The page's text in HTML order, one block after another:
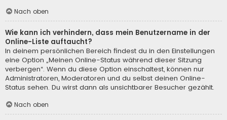
Nach oben
Wie kann ich verhindern, dass mein Benutzername in der
Online-Liste auftaucht?
In deinem persönlichen Bereich findest du in den Einstellungen
eine Option „Meinen Online-Status während dieser Sitzung
verbergen“. Wenn du diese Option einschaltest, können nur
Administratoren, Moderatoren und du selbst deinen Online-
Status sehen. Du wirst dann als unsichtbarer Besucher gezählt.
Nach oben